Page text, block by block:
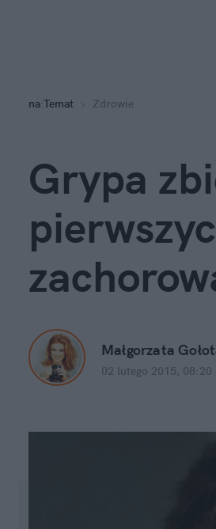
na:Temat Zdrowie
Grypa
Małgorzata
02 lutego 2015, 08:20